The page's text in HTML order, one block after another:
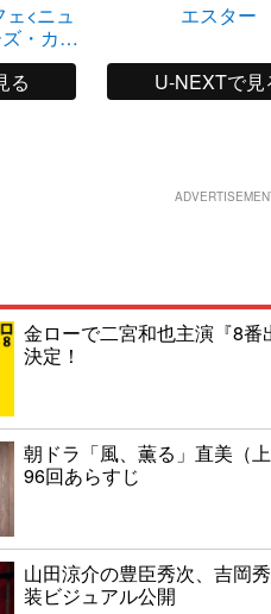
<ニュ
・カッ
る
エスター
U-NEXTで見
金ローで二宮和也主演『8
決定！
朝ドラ「風、薫る」直美（
96回あらすじ
山田涼介の豊臣秀次、吉岡
装ビジュアル公開